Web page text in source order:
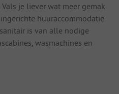
je liever wat meer gemak
huuraccommodatie
is van alle nodige
wasmachines en